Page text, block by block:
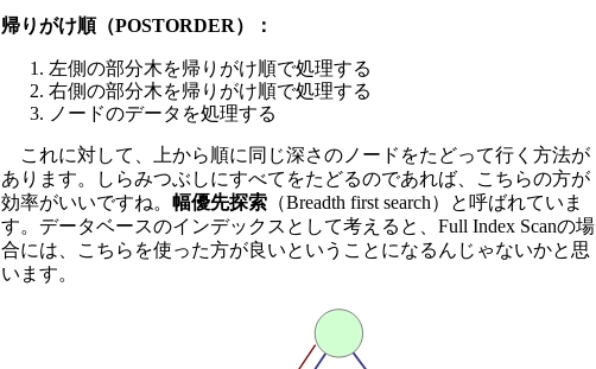
帰りがけ順（POSTORDER）：
左側の部分木を帰りがけ順で処理する
右側の部分木を帰りがけ順で処理する
ノードのデータを処理する
これに対して、上から順に同じ深さのノードをたどって行く方法が
あります。しらみつぶしにすべてをたどるのであれば、こちらの方が
効率がいいですね。 幅優先探索 （Breadth first search）と呼ばれていま
す。データベースのインデックスとして考えると、Full Index Scanの場
合には、こちらを使った方が良いということになるんじゃないかと思
います。